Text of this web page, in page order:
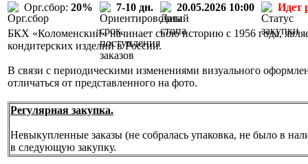
Орг.сбор: 20% 7-10 дн. 20.05.2026 10:00 Идет
БКХ «Коломенский» начинает свою историю с 1956 года,
кондитерских изделий в России.
В связи с периодическими изменениями визуального
отличаться от представленного на фото.
Регулярная закупка.
Невыкупленные заказы (не собралась упаковка, не было в
в следующую закупку.